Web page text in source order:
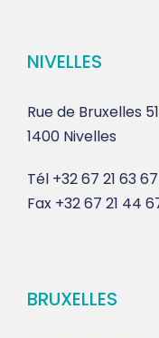
NIVELLES
Rue de Bruxelles 51
1400 Nivelles
Tél +32 67 21 63 67
Fax +32 67 21 44
BRUXELLES